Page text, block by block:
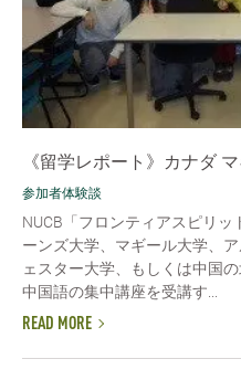
《留学レポート》カナダ
参加者体験談
NUCB「フロンティアスピリ
ーンズ大学、マギール大学、
ェスター大学、もしくは中国
中国語の集中講座を受講す...
READ MORE